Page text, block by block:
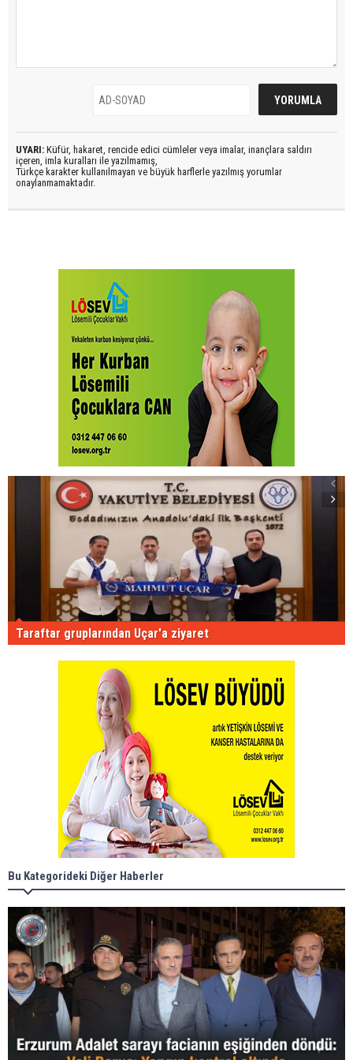
UYARI: Küfür, hakaret, rencide edici cümleler veya imalar, inançlara saldırı
içeren, imla kuralları ile yazılmamış,
Türkçe karakter kullanılmayan ve büyük harflerle yazılmış yorumlar
onaylanmamaktadır.
Taraftar gruplarından Uçar'a ziyaret
Bu Kategorideki Diğer Haberler